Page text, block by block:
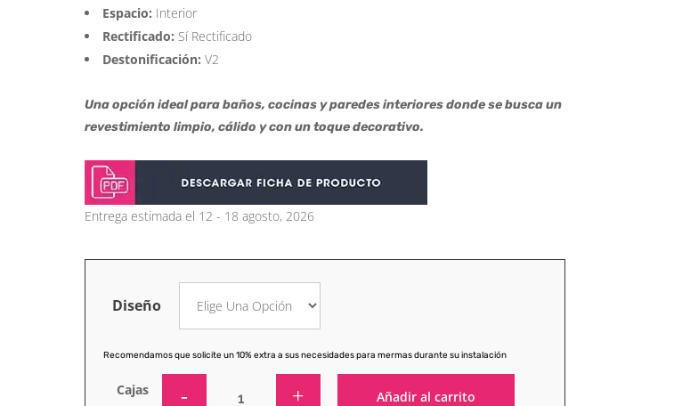
Espacio: Interior
Rectificado: Sí Rectificado
Destonificación: V2
Una opción ideal para baños, cocinas y paredes interiores donde se busca un
revestimiento limpio, cálido y con un toque decorativo.
Entrega estimada el 12 - 18 agosto, 2026
Diseño
Recomendamos que solicite un 10% extra a sus necesidades para mermas durante su instalación
Cajas
Añadir al carrito